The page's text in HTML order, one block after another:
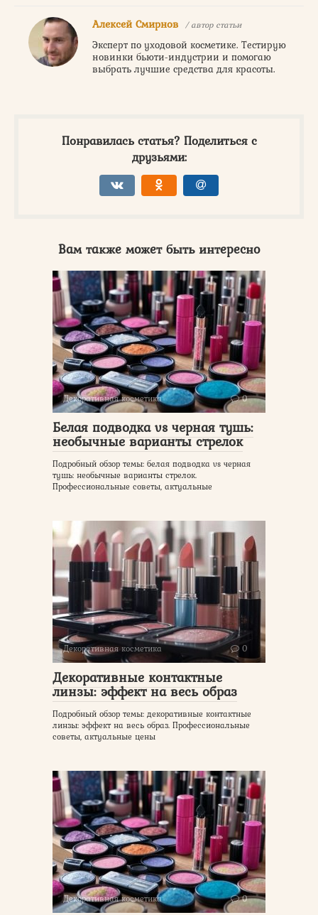
Алексей Смирнов / автор статьи
Эксперт по уходовой косметике. Тестирую
новинки бьюти-индустрии и помогаю
выбрать лучшие средства для красоты.
Понравилась статья? Поделиться с
друзьями:
Вам также может быть интересно
Декоративная косметика 0
Белая подводка vs черная тушь:
необычные варианты стрелок
Подробный обзор темы: белая подводка vs черная
тушь: необычные варианты стрелок.
Профессиональные советы, актуальные
Декоративная косметика 0
Декоративные контактные
линзы: эффект на весь образ
Подробный обзор темы: декоративные контактные
линзы: эффект на весь образ. Профессиональные
советы, актуальные цены
Декоративная косметика 0